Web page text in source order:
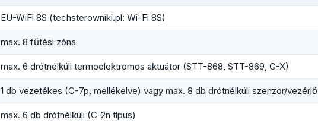
EU-WiFi 8S (techsterowniki.pl: Wi-Fi 8S)
max. 8 fűtési zóna
max. 6 drótnélküli termoelektromos aktuátor (STT-868, STT-869, G-X)
1 db vezetékes (C-7p, mellékelve) vagy max. 8 db drótnélküli szenzor/vezérlő
max. 6 db drótnélküli (C-2n típus)